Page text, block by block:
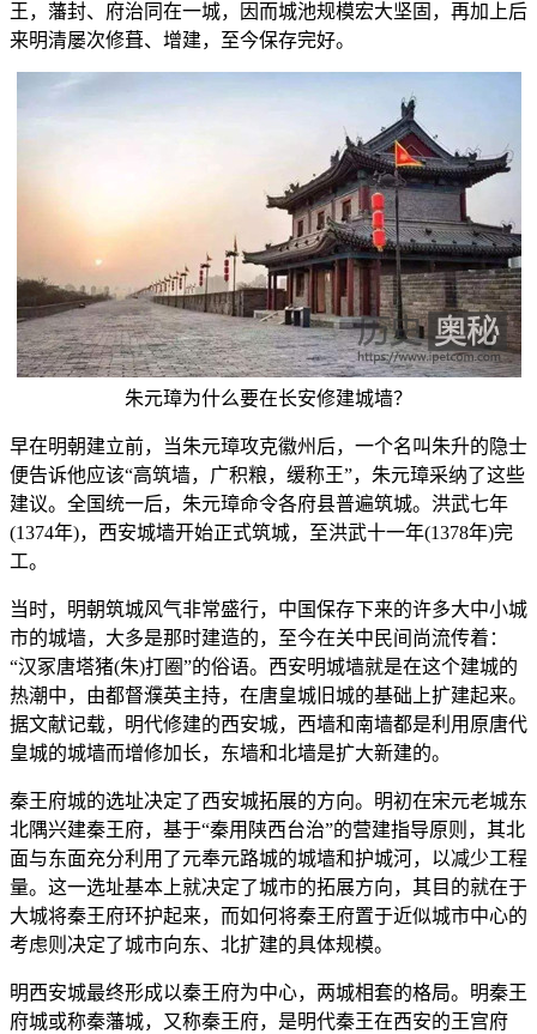
王，藩封、府治同在一城，因而城池规模宏大坚固，再加上后
来明清屡次修葺、增建，至今保存完好。
朱元璋为什么要在长安修建城墙？
早在明朝建立前，当朱元璋攻克徽州后，一个名叫朱升的隐士
便告诉他应该“高筑墙，广积粮，缓称王”，朱元璋采纳了这些
建议。全国统一后，朱元璋命令各府县普遍筑城。洪武七年
(1374年)，西安城墙开始正式筑城，至洪武十一年(1378年)完
工。
当时，明朝筑城风气非常盛行，中国保存下来的许多大中小城
市的城墙，大多是那时建造的，至今在关中民间尚流传着：
“汉冢唐塔猪(朱)打圈”的俗语。西安明城墙就是在这个建城的
热潮中，由都督濮英主持，在唐皇城旧城的基础上扩建起来。
据文献记载，明代修建的西安城，西墙和南墙都是利用原唐代
皇城的城墙而增修加长，东墙和北墙是扩大新建的。
秦王府城的选址决定了西安城拓展的方向。明初在宋元老城东
北隅兴建秦王府，基于“秦用陕西台治”的营建指导原则，其北
面与东面充分利用了元奉元路城的城墙和护城河，以减少工程
量。这一选址基本上就决定了城市的拓展方向，其目的就在于
大城将秦王府环护起来，而如何将秦王府置于近似城市中心的
考虑则决定了城市向东、北扩建的具体规模。
明西安城最终形成以秦王府为中心，两城相套的格局。明秦王
府城或称秦藩城，又称秦王府，是明代秦王在西安的王宫府